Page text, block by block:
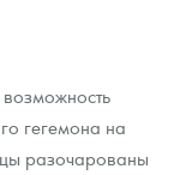
гегемона на
разочарованы